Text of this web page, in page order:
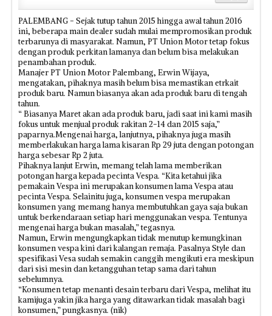
PALEMBANG - Sejak tutup tahun 2015 hingga awal tahun 2016
ini, beberapa main dealer sudah mulai mempromosikan produk
terbarunya di masyarakat. Namun, PT Union Motor tetap fokus
dengan produk perkitan lamanya dan belum bisa melakukan
penambahan produk.
Manajer PT Union Motor Palembang, Erwin Wijaya,
mengatakan, pihaknya masih belum bisa memastikan etrkait
produk baru. Namun biasanya akan ada produk baru di tengah
tahun.
“ Biasanya Maret akan ada produk baru, jadi saat ini kami masih
fokus untuk menjual produk rakitan 2-14 dan 2015 saja,”
paparnya.Mengenai harga, lanjutnya, pihaknya juga masih
memberlakukan harga lama kisaran Rp 29 juta dengan potongan
harga sebesar Rp 2 juta.
Pihaknya lanjut Erwin, memang telah lama memberikan
potongan harga kepada pecinta Vespa. “Kita ketahui jika
pemakain Vespa ini merupakan konsumen lama Vespa atau
pecinta Vespa. Selainitu juga, konsumen vespa merupakan
konsumen yang memang hanya membutuhkan gaya saja bukan
untuk berkendaraan setiap hari menggunakan vespa. Tentunya
mengenai harga bukan masalah,” tegasnya.
Namun, Erwin mengungkapkan tidak menutup kemungkinan
konsumen vespa kini dari kalangan remaja. Pasalnya Style dan
spesifikasi Vesa sudah semakin canggih mengikuti era meskipun
dari sisi mesin dan ketangguhan tetap sama dari tahun
sebelumnya.
“Konsumen tetap menanti desain terbaru dari Vespa, melihat itu
kamijuga yakin jika harga yang ditawarkan tidak masalah bagi
konsumen,” pungkasnya. (nik)